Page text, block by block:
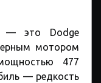
— это Dodge
мотором
477
— редкость